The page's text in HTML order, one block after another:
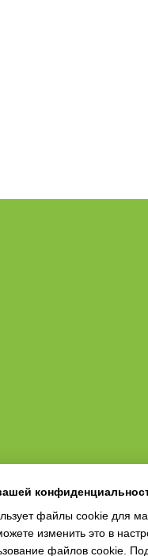
файлы cookie для
изменить это в
файлов cookie.